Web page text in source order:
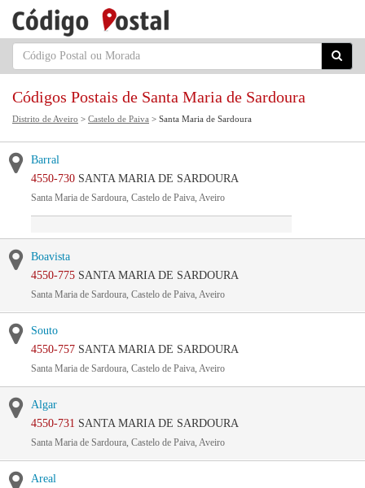
Códigos Postais de Santa Maria de Sardoura
Distrito de Aveiro > Castelo de Paiva > Santa Maria de Sardoura
Barral
4550-730 SANTA MARIA DE SARDOURA
Santa Maria de Sardoura, Castelo de Paiva, Aveiro
Boavista
4550-775 SANTA MARIA DE SARDOURA
Santa Maria de Sardoura, Castelo de Paiva, Aveiro
Souto
4550-757 SANTA MARIA DE SARDOURA
Santa Maria de Sardoura, Castelo de Paiva, Aveiro
Algar
4550-731 SANTA MARIA DE SARDOURA
Santa Maria de Sardoura, Castelo de Paiva, Aveiro
Areal